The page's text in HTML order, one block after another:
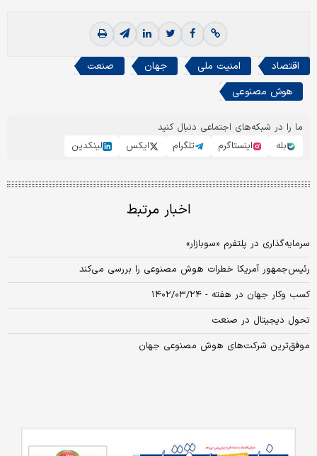
اقتصاد امنیت ملی جهان
صنعت
هوش مصنوعی
ما را در شبکه‌های اجتماعی دنبال کنید
بله
اینستاگرم تلگرام ایکس لینکدین
اخبار مرتبط
سرمایه‌گذاری در پلتفرم «سوبازار»
رئیس‌جمهور آمریکا خطرات هوش مصنوعی را بررسی می‌کند
کسب‌ وکار جهان در هفته - ۱۴۰۲/۰۳/۲۴
تحول دیجیتال در صنعت
موفق‌ترین شرکت‌های هوش مصنوعی جهان